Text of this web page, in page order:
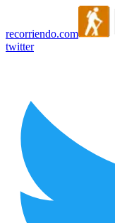
recorriendo.com
twitter